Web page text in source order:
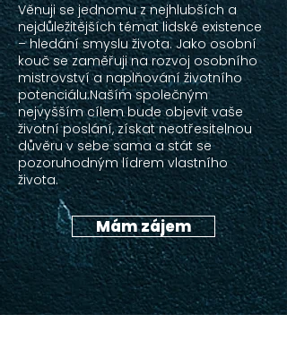
Věnuji se jednomu z nejhlubších a
nejdůležitějších témat lidské existence
– hledání smyslu života. Jako osobní
kouč se zaměřuji na rozvoj osobního
mistrovství a naplňování životního
potenciálu.Naším společným
nejvyšším cílem bude objevit vaše
životní poslání, získat neotřesitelnou
důvěru v sebe sama a stát se
pozoruhodným lídrem vlastního
života.
Mám zájem